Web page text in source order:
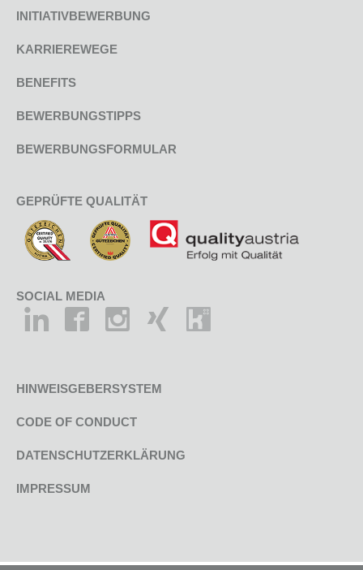
INITIATIVBEWERBUNG
KARRIEREWEGE
BENEFITS
BEWERBUNGSTIPPS
BEWERBUNGSFORMULAR
GEPRÜFTE QUALITÄT
SOCIAL MEDIA
HINWEISGEBERSYSTEM
CODE OF CONDUCT
DATENSCHUTZERKLÄRUNG
IMPRESSUM